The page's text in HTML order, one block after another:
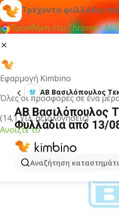
Τρέχοντα φυλλάδια
Προσθήκη στο Chrome -
Εφαρμογή Kimbino
Όλες οι προσφορές σε ένα
(14,1 χιλ. αξιολογήσεις)
Ανοίξτε το
Αναζήτηση
ΑΒ Βασιλόπουλος
ΑΒ Βασιλόπουλος
Φυλλάδια από 13/